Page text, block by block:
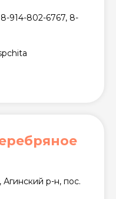
914-802-6767, 8-
р-н, пос.